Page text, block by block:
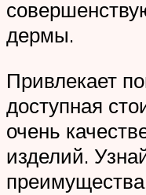
дермы.
Привлекает
доступная
очень
изделий.